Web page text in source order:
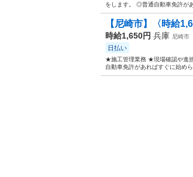
をします。 ◎普通自動車免許が
【尼崎市】〈時給
時給1,650円 兵庫 尼崎市
日払い
★施工管理業務 ★現場確認や進
自動車免許があればすぐに始め